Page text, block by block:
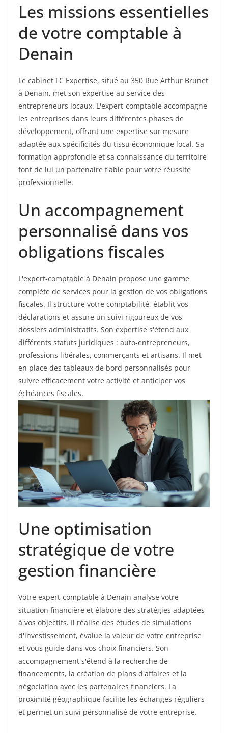
Les missions essentielles
de votre comptable à
Denain
Le cabinet FC Expertise, situé au 350 Rue Arthur Brunet
à Denain, met son expertise au service des
entrepreneurs locaux. L'expert-comptable accompagne
les entreprises dans leurs différentes phases de
développement, offrant une expertise sur mesure
adaptée aux spécificités du tissu économique local. Sa
formation approfondie et sa connaissance du territoire
font de lui un partenaire fiable pour votre réussite
professionnelle.
Un accompagnement
personnalisé dans vos
obligations fiscales
L'expert-comptable à Denain propose une gamme
complète de services pour la gestion de vos obligations
fiscales. Il structure votre comptabilité, établit vos
déclarations et assure un suivi rigoureux de vos
dossiers administratifs. Son expertise s'étend aux
différents statuts juridiques : auto-entrepreneurs,
professions libérales, commerçants et artisans. Il met
en place des tableaux de bord personnalisés pour
suivre efficacement votre activité et anticiper vos
échéances fiscales.
Une optimisation
stratégique de votre
gestion financière
Votre expert-comptable à Denain analyse votre
situation financière et élabore des stratégies adaptées
à vos objectifs. Il réalise des études de simulations
d'investissement, évalue la valeur de votre entreprise
et vous guide dans vos choix financiers. Son
accompagnement s'étend à la recherche de
financements, la création de plans d'affaires et la
négociation avec les partenaires financiers. La
proximité géographique facilite les échanges réguliers
et permet un suivi personnalisé de votre entreprise.